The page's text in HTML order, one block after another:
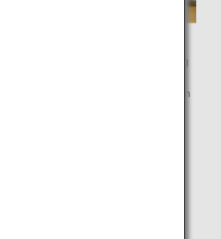
dürfen zuerst aus dem Flugzeug
aufgegeben haben,
wo Ihre bevorzugten
sollten.
Ausstieg am Flughafen Narita
der ANA Arrival
sie einen innerjapanischen
den Flughafen verlassen.
unsere